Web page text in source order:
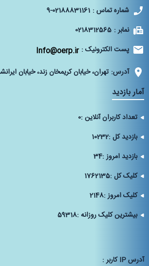
شماره تماس : 9-02188831161
نمابر : 0218312565
پست الکترونیک : Info@oerp.ir
آدرس: تهران، خیابان کریمخان زند، خیابان
آمار بازدید
تعداد کاربران آنلاین :0
بازدید کل :10232
بازدید امروز :34
کلیک کل :1762135
کلیک امروز :2148
بیشترین کلیک روزانه :59318
آدرس IP كاربر :